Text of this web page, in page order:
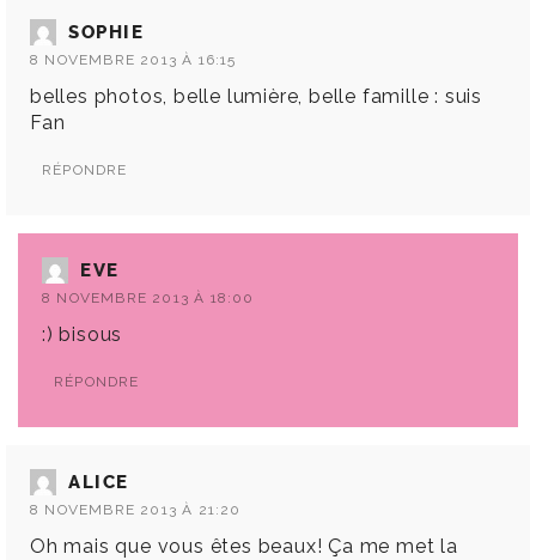
SOPHIE
8 NOVEMBRE 2013 À 16:15
belles photos, belle lumière, belle famille : suis
Fan
RÉPONDRE
EVE
8 NOVEMBRE 2013 À 18:00
:) bisous
RÉPONDRE
ALICE
8 NOVEMBRE 2013 À 21:20
Oh mais que vous êtes beaux! Ça me met la